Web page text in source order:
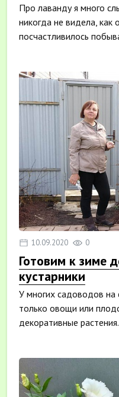
Про лаванду я много
никогда не видела, как
посчастливилось
10.09.2020 0
Готовим к зиме
кустарники
У многих садоводов на
только овощи или
декоративные